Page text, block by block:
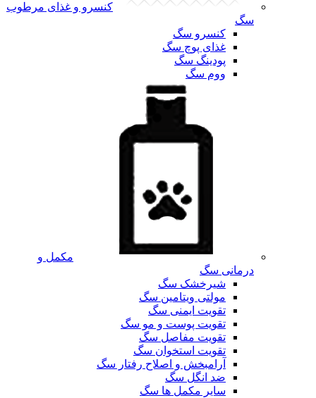
کنسرو و غذای مرطوب
سگ
کنسرو سگ
غذای پوچ سگ
پودینگ سگ
ووم سگ
مکمل و
درمانی سگ
شیرخشک سگ
مولتی ویتامین سگ
تقویت ایمنی سگ
تقویت پوست و مو سگ
تقویت مفاصل سگ
تقویت استخوان سگ
آرامبخش و اصلاح رفتار سگ
ضد انگل سگ
سایر مکمل ها سگ